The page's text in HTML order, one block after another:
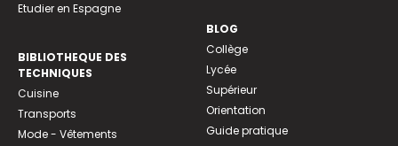
Etudier en Espagne
BIBLIOTHEQUE DES
TECHNIQUES
Cuisine
Transports
Mode - Vêtements
BLOG
Collège
Lycée
Supérieur
Orientation
Guide pratique